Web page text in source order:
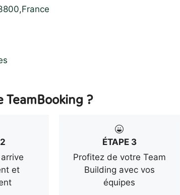
,France
?
et
ÉTAPE 3
Profitez de votre Team
Building avec vos
équipes